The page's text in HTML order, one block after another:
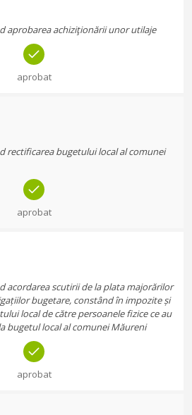
aprobarea achiziţionării unor utilaje
aprobat
rectificarea bugetului local al comunei
aprobat
acordarea scutirii de la plata majorărilor
bugetare, constând în impozite și
local de către persoanele fizice ce au
bugetul local al comunei Măureni
aprobat